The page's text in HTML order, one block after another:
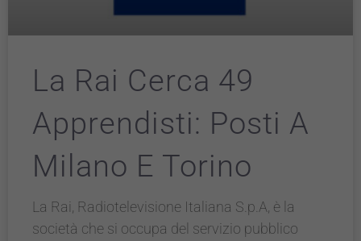
La Rai Cerca 49
Apprendisti: Posti A
Milano E Torino
La Rai, Radiotelevisione Italiana S.p.A, è la
società che si occupa del servizio pubblico